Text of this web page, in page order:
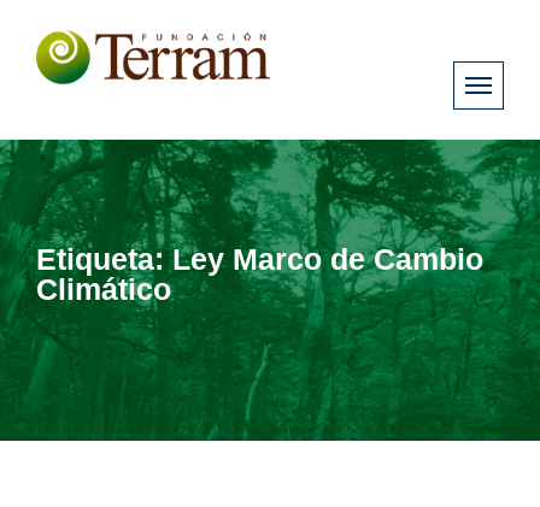
Etiqueta:Ley Marco de Cambio
Climático